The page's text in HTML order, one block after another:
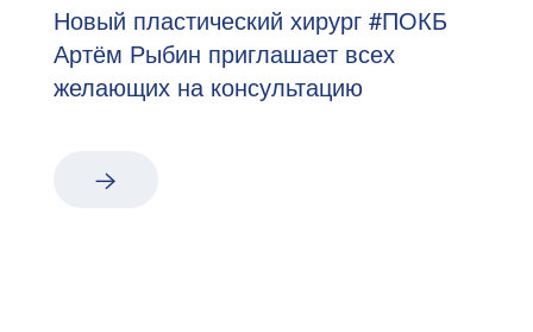
Новый пластический хирург #ПОКБ
Артём Рыбин приглашает всех
желающих на консультацию